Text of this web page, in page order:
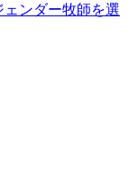
ンダー牧師を選